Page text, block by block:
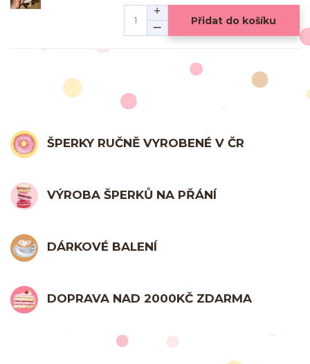
Přidat do košíku
ŠPERKY RUČNĚ VYROBENÉ V ČR
VÝROBA ŠPERKŮ NA PŘÁNÍ
DÁRKOVÉ BALENÍ
DOPRAVA NAD 2000KČ ZDARMA